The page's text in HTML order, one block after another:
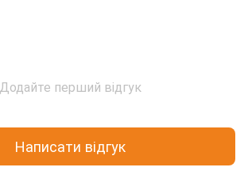
Додайте перший відгук
Написати відгук